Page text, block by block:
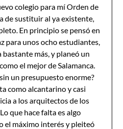
colegio para mí Orden de
de sustituir al ya existente,
En principio se pensó en
para unos ocho estudiantes,
más, y planeó un
el mejor de Salamanca.
un presupuesto enorme?
como alcantarino y casi
a los arquitectos de los
que hace falta es algo
el máximo interés y pleiteó